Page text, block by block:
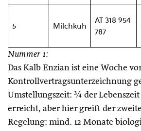
5 Milchkuh
AT 318 954
787
Nummer 1:
Das Kalb Enzian ist eine Woche
Kontrollvertragsunterzeichnung
Umstellungszeit: ¾ der
erreicht, aber hier greift der
Regelung: mind. 12 Monate